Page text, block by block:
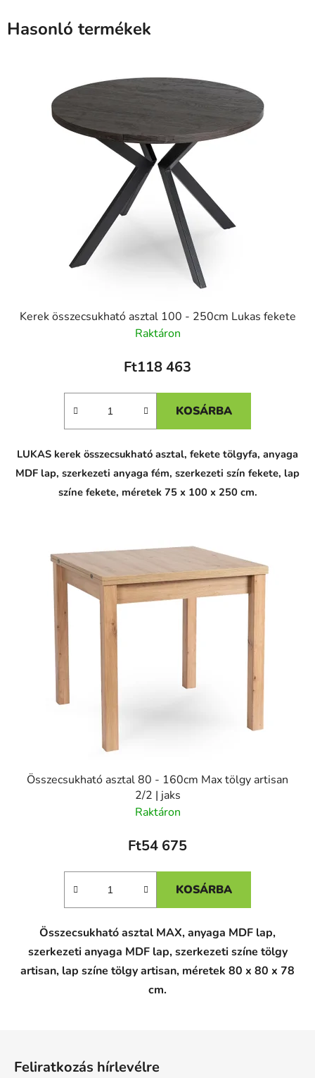
Hasonló termékek
Kerek összecsukható asztal 100 - 250cm Lukas fekete
Raktáron
Ft118 463
KOSÁRBA
LUKAS kerek összecsukható asztal, fekete tölgyfa, anyaga
MDF lap, szerkezeti anyaga fém, szerkezeti szín fekete, lap
színe fekete, méretek 75 x 100 x 250 cm.
Összecsukható asztal 80 - 160cm Max tölgy artisan
2/2 | jaks
Raktáron
Ft54 675
KOSÁRBA
Összecsukható asztal MAX, anyaga MDF lap,
szerkezeti anyaga MDF lap, szerkezeti színe tölgy
artisan, lap színe tölgy artisan, méretek 80 x 80 x 78
cm.
Feliratkozás hírlevélre